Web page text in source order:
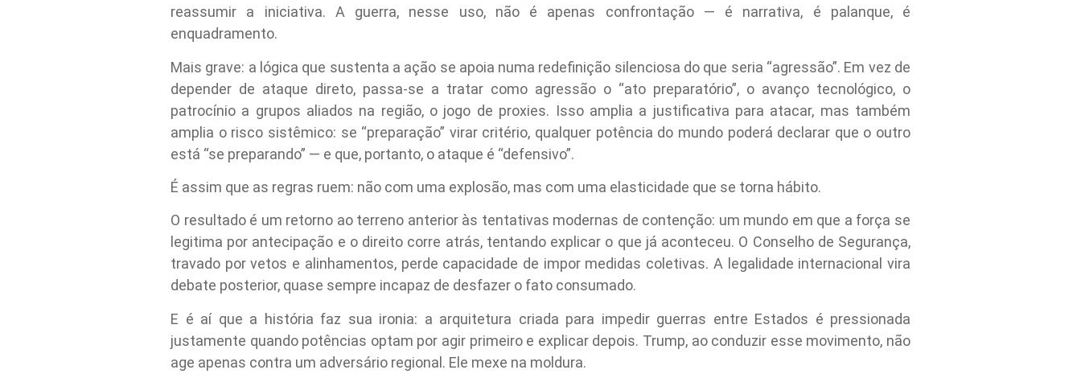
reassumir a iniciativa. A guerra, nesse uso, não é apenas confrontação — é narrativa, é palanque, é
enquadramento.
Mais grave: a lógica que sustenta a ação se apoia numa redefinição silenciosa do que seria “agressão”. Em vez de
depender de ataque direto, passa-se a tratar como agressão o “ato preparatório”, o avanço tecnológico, o
patrocínio a grupos aliados na região, o jogo de proxies. Isso amplia a justificativa para atacar, mas também
amplia o risco sistêmico: se “preparação” virar critério, qualquer potência do mundo poderá declarar que o outro
está “se preparando” — e que, portanto, o ataque é “defensivo”.
É assim que as regras ruem: não com uma explosão, mas com uma elasticidade que se torna hábito.
O resultado é um retorno ao terreno anterior às tentativas modernas de contenção: um mundo em que a força se
legitima por antecipação e o direito corre atrás, tentando explicar o que já aconteceu. O Conselho de Segurança,
travado por vetos e alinhamentos, perde capacidade de impor medidas coletivas. A legalidade internacional vira
debate posterior, quase sempre incapaz de desfazer o fato consumado.
E é aí que a história faz sua ironia: a arquitetura criada para impedir guerras entre Estados é pressionada
justamente quando potências optam por agir primeiro e explicar depois. Trump, ao conduzir esse movimento, não
age apenas contra um adversário regional. Ele mexe na moldura.